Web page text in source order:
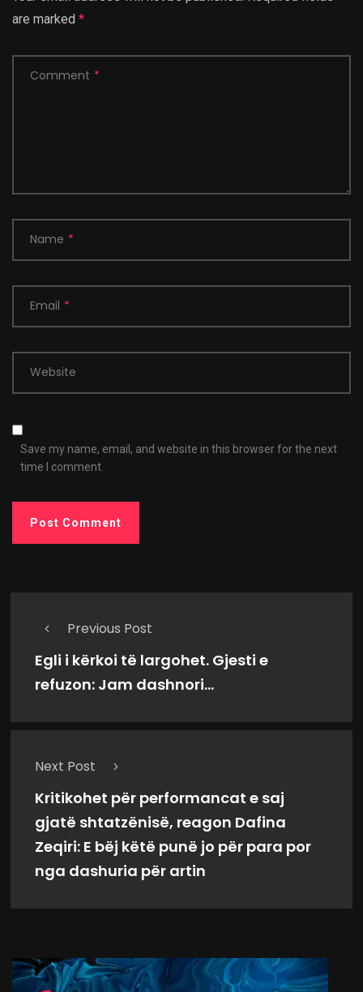
are marked *
Comment *
Name *
Email *
Website
Save my name, email, and website in this browser for the next
time I comment.
Previous Post
Egli i kërkoi të largohet. Gjesti e
refuzon: Jam dashnori...
Next Post
Kritikohet për performancat e saj
gjatë shtatzënisë, reagon Dafina
Zeqiri: E bëj këtë punë jo për para por
nga dashuria për artin